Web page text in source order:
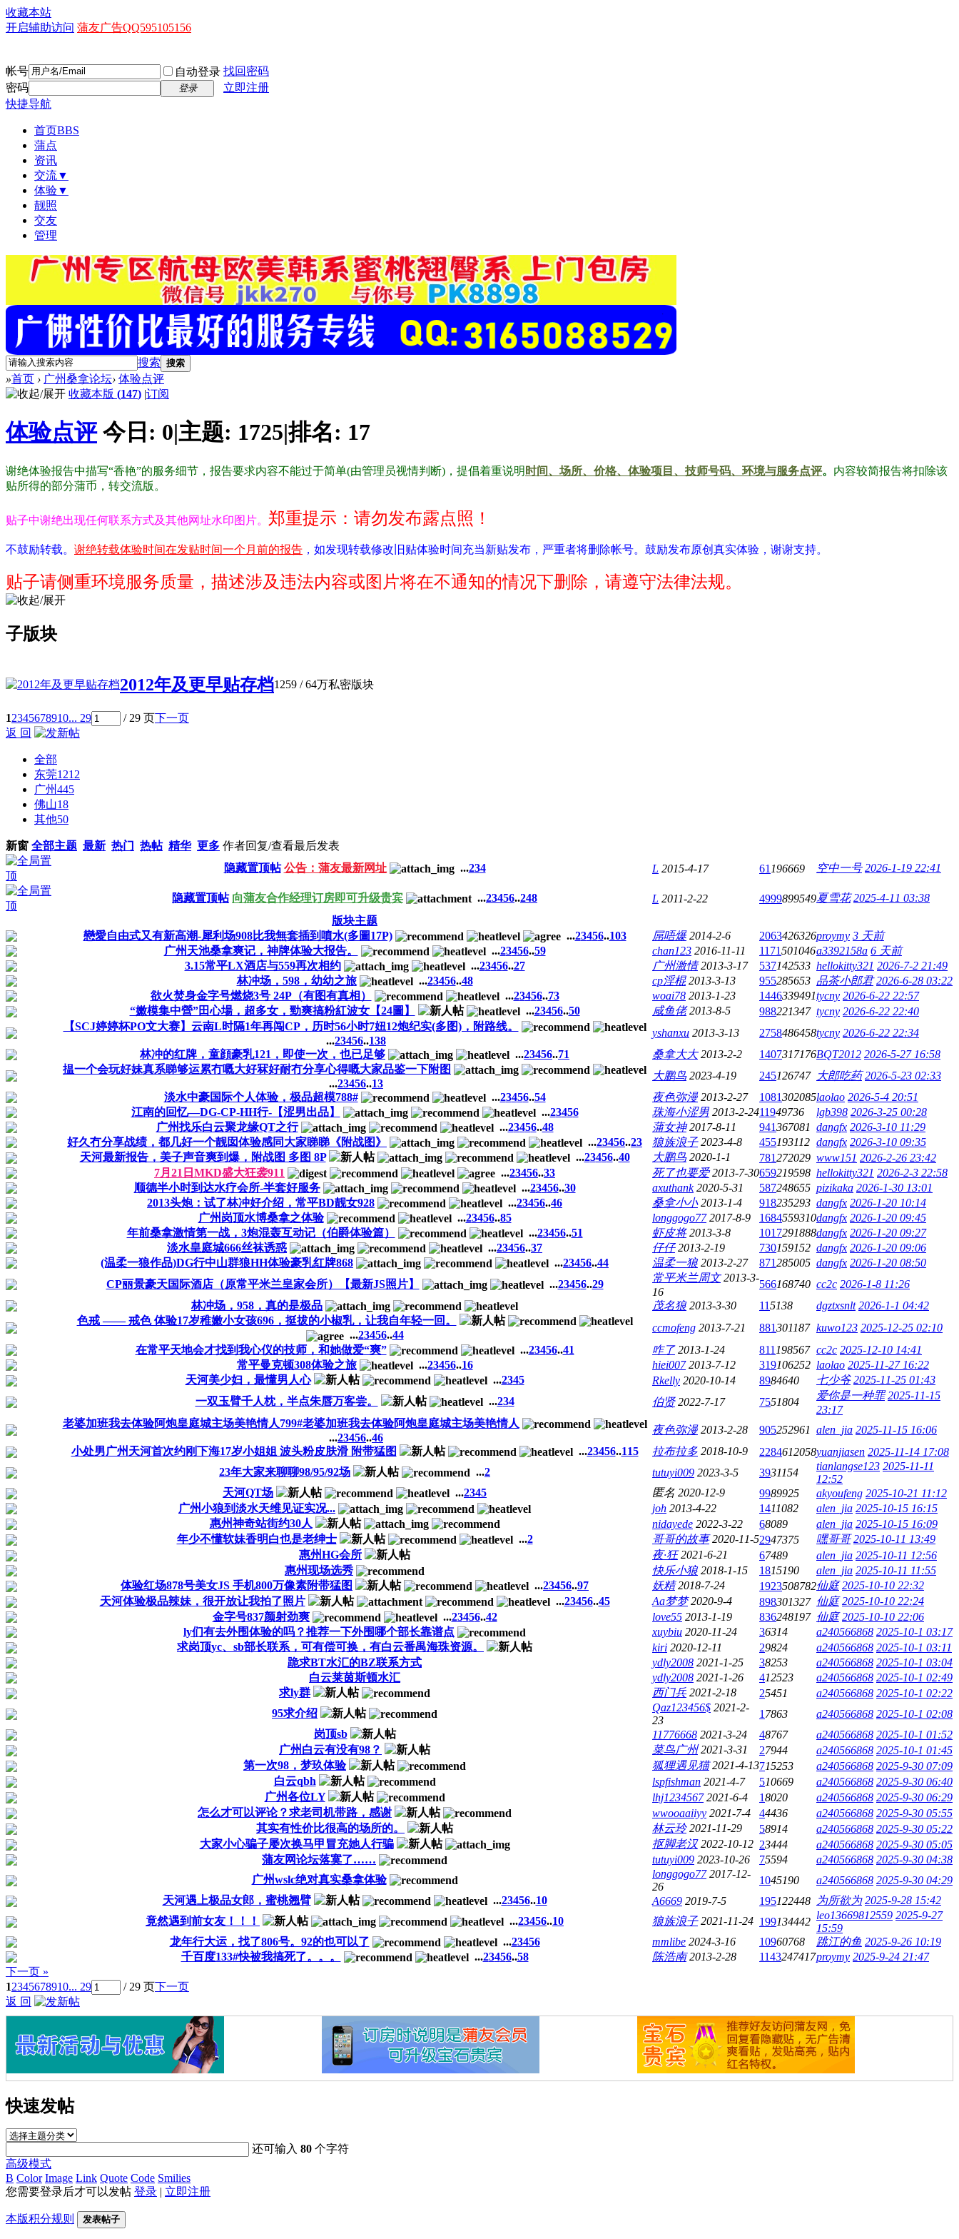
收藏本站
开启辅助访问 蒲友广告QQ595105156
帐号 自动登录 找回密码
密码
登录
立即注册
快捷导航
首页BBS
蒲点
资讯
交流▼
体验▼
靓照
交友
管理
搜索 搜索
»首页 › 广州桑拿论坛› 体验点评
收藏本版 (147) |订阅
体验点评 今日: 0|主题: 1725|排名: 17
谢绝体验报告中描写“香艳”的服务细节，报告要求内容不能过于简单(由管理员视情判断)，提倡着重说明 时间、场所、价格、体验项目、技师号码、环境与服务点评。 内容较简报告将扣除该
贴所得的部分蒲币，转交流版。
贴子中谢绝出现任何联系方式及其他网址水印图片。 郑重提示：请勿发布露点照！
不鼓励转载。 谢绝转载体验时间在发贴时间一个月前的报告 ，如发现转载修改旧贴体验时间充当新贴发布，严重者将删除帐号。鼓励发布原创真实体验，谢谢支持。
贴子请侧重环境服务质量，描述涉及违法内容或图片将在不通知的情况下删除，请遵守法律法规。
子版块
2012年及更早贴存档1259 /64万私密版块
12345678910... 29 / 29 页下一页
返 回
全部
东莞1212
广州445
佛山18
其他50
新窗 全部主题 最新 热门 热帖 精华 更多 作者回复/查看最后发表
隐藏置顶帖 公告：蒲友最新网址 ...234 L 2015-4-17 61 196669 空中一号 2026-1-19 22:41
隐藏置顶帖 向蒲友合作经理订房即可升级贵宾 ...23456..248 L 2011-2-22 4999899549夏雪花 2025-4-11 03:38
版块主题
戀愛自由式又有新高潮-犀利场908比我無套插到噴水(多圖17P)
...23456..103 屌唔爆 2014-2-6 2063426326proymy 3 天前
广州天池桑拿爽记，神牌体验大报告。
...23456..59 chan123 2016-11-11 1171501046a3392158a 6 天前
3.15常平LX酒店与559再次相约
...23456..27 广州激情 2013-3-17 537142533 hellokitty321 2026-7-2 21:49
林冲场，598，幼幼之旅
...23456..48 cp淫棍 2013-3-13 955285653 品茶小郎君 2026-6-28 03:22
欲火焚身金字号燃烧3号 24P（有图有真相）
...23456..73 woai78 2013-1-23 1446339491tycny 2026-6-22 22:57
“嫩模集中營”田心場，超多女，勁爽搞粉紅波女【24圖】
...23456..50 咸鱼佬 2013-8-5 988221347 tycny 2026-6-22 22:40
【SCJ婷婷杯PO文大赛】云南L时隔1年再闯CP，历时56小时7妞12炮纪实(多图)，附路线。
...23456..138
yshanxu 2013-3-13 2758486458tycny 2026-6-22 22:34
林冲的红牌，童顔豪乳121，即使一次，也已足够
...23456..71 桑拿大大 2013-2-2 1407317176BQT2012 2026-5-27 16:58
揾一个会玩好妹真系睇够运累冇嘅大好冧好耐冇分享心得嘅大家品鉴一下附图
...23456..13
大鹏鸟 2023-4-19 245126747 大郎吃药 2026-5-23 02:33
淡水中豪国际个人体验，极品超模788#
...23456..54 夜色弥漫 2013-2-27 1081302085laolao 2026-5-4 20:51
江南的回忆—DG-CP-HH行-【涩男出品】
...23456 珠海小涩男 2013-2-2411949736 lgb398 2026-3-25 00:28
广州找乐白云聚龙缘QT之行
...23456..48 蒲女神 2017-8-11 941367081 dangfx 2026-3-10 11:29
好久冇分享战绩，都几好一个靓囡体验感同大家睇睇《附战图》
...23456..23 狼族浪子 2023-4-8 455193112 dangfx 2026-3-10 09:35
天河最新报告，美子声音爽到爆，附战图 多图 8P
...23456..40 大鹏鸟 2020-1-1 781272029 www151 2026-2-26 23:42
7月21日MKD盛大狂袭911
...23456..33 死了也要爱 2013-7-30659219598 hellokitty321 2026-2-3 22:58
顺德半小时到达水疗会所-半套好服务
...23456..30 axuthank 2020-5-31 587248655 pizikaka 2026-1-30 13:01
2013头炮：试了林冲好介绍，常平BD靓女928
...23456..46 桑拿小小 2013-1-4 918235293 dangfx 2026-1-20 10:14
广州岗顶水博桑拿之体验
...23456..85 longgogo77 2017-8-9 1684559310dangfx 2026-1-20 09:45
年前桑拿激情第一战，3炮混轰互动记（伯爵体验篇）
...23456..51 虾皮将 2013-3-8 1017291888dangfx 2026-1-20 09:27
淡水皇庭城666丝袜诱惑
...23456..37 仔仔 2013-2-19 730159152 dangfx 2026-1-20 09:06
(温柔一狼作品)DG行中山群狼HH体验豪乳红牌868
...23456..44 温柔一狼 2013-2-27 871285005 dangfx 2026-1-20 08:50
CP丽景豪天国际酒店（原常平米兰皇家会所）【最新JS照片】
...23456..29
常平米兰周文 2013-3-
16
566168740 cc2c 2026-1-8 11:26
林冲场，958，真的是极品
茂名狼 2013-3-30 115138 dgztxsnlt 2026-1-1 04:42
色戒 —— 戒色 体验17岁稚嫩小女孩696，挺拔的小椒乳，让我自年轻一回。
...23456..44
ccmofeng 2013-7-21 881301187 kuwo123 2025-12-25 02:10
在常平天地会才找到我心仪的技师，和她做爱“爽”
...23456..41 咋了 2013-1-24 811 198567 cc2c 2025-12-10 14:41
常平曼克顿308体验之旅
...23456..16 hiei007 2013-7-12 319106252 laolao 2025-11-27 16:22
天河美少妇，最懂男人心
...2345 Rkelly 2020-10-14 8984640 七少爷 2025-11-25 01:43
一双玉臂千人枕，半点朱唇万客尝。
...234 伯贤 2022-7-17 7551804
爱你是一种罪 2025-11-15
23:17
老婆加班我去体验阿炮皇庭城主场美艳情人799#老婆加班我去体验阿炮皇庭城主场美艳情人
...23456..46
夜色弥漫 2013-2-28 905252961 alen_jia 2025-11-15 16:06
小处男广州天河首次约刚下海17岁小姐姐 波头粉皮肤滑 附带猛图
...23456..115 拉布拉多 2018-10-9 2284612058yuanjiasen 2025-11-14 17:08
23年大家来聊聊98/95/92场
...2 tutuyi009 2023-3-5 3931154
tianlangse123 2025-11-11
12:52
天河QT场
...2345 匿名 2020-12-9 9989925 akyoufeng 2025-10-21 11:12
广州小狼到淡水天维见证实况...
joh 2013-4-22 1411082 alen_jia 2025-10-15 16:15
惠州神奇站街约30人
nidayede 2022-3-22 68089 alen_jia 2025-10-15 16:09
年少不懂软妹香明白也是老绅士
...2 哥哥的故事 2020-11-52947375 嘿哥哥 2025-10-11 13:49
惠州HG会所
夜·狂 2021-6-21 67489 alen_jia 2025-10-11 12:56
惠州现场选秀
快乐小狼 2018-1-15 1815190 alen_jia 2025-10-11 11:55
体验红场878号美女JS 手机800万像素附带猛图
...23456..97 妖精 2018-7-24 1923508782仙庭 2025-10-10 22:32
天河体验极品辣妹，很开放让我拍了照片
...23456..45 Aa梦梦 2020-9-4 898301327 仙庭 2025-10-10 22:24
金字号837颜射劲爽
...23456..42 love55 2013-1-19 836248197 仙庭 2025-10-10 22:06
ly们有去外围体验的吗？推荐一下外围哪个部长靠谱点
xuybiu 2020-11-24 36314 a240566868 2025-10-1 03:17
求岗顶yc、sb部长联系，可有偿可换，有白云番禺海珠资源。
kiri 2020-12-11 29824 a240566868 2025-10-1 03:11
跪求BT水汇的BZ联系方式
ydly2008 2021-1-25 38253 a240566868 2025-10-1 03:04
白云莱茵斯顿水汇
ydly2008 2021-1-26 412523 a240566868 2025-10-1 02:49
求ly群
西门兵 2021-2-18 25451 a240566868 2025-10-1 02:22
95求介绍
Qaz123456$ 2021-2-
23
1 7863 a240566868 2025-10-1 02:08
岗顶sb
11776668 2021-3-24 48767 a240566868 2025-10-1 01:52
广州白云有没有98？
菜鸟广州 2021-3-31 27944 a240566868 2025-10-1 01:45
第一次98，梦玖体验
狐狸遇见猫 2021-4-13715253 a240566868 2025-9-30 07:09
白云qbh
lspfishman 2021-4-7 510669 a240566868 2025-9-30 06:40
广州各位LY
lhj1234567 2021-6-4 18020 a240566868 2025-9-30 06:29
怎么才可以评论？求老司机带路，感谢
wwooaaiiyy 2021-7-4 44436 a240566868 2025-9-30 05:55
其实有性价比很高的场所的。
林云玲 2021-11-29 58914 a240566868 2025-9-30 05:22
大家小心骗子屡次换马甲冒充她人行骗
抠脚老汉 2022-10-12 23444 a240566868 2025-9-30 05:05
蒲友网论坛落寞了……
tutuyi009 2023-10-26 75594 a240566868 2025-9-30 04:38
广州wslc绝对真实桑拿体验
longgogo77 2017-12-
26
1045190 a240566868 2025-9-30 04:29
天河遇上极品女郎，蜜桃翘臂
...23456..10 A6669 2019-7-5 195122448 为所欲为 2025-9-28 15:42
竟然遇到前女友！！！
...23456..10 狼族浪子 2021-11-24 199134442
leo13669812559 2025-9-27
15:59
龙年行大运，找了806号。92的也可以了
...23456 mmlibe 2024-3-16 10960768 跳江的鱼 2025-9-26 10:19
千百度133#快被我搞死了。。。
...23456..58 陈浩南 2013-2-28 1143247417proymy 2025-9-24 21:47
下一页 »
12345678910... 29 / 29 页下一页
返 回
快速发帖
还可输入80 个字符
高级模式
B Color Image Link Quote Code Smilies
您需要登录后才可以发帖 登录 | 立即注册
本版积分规则 发表帖子